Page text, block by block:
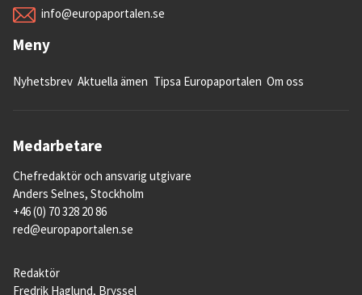
info@europaportalen.se
Meny
Nyhetsbrev Aktuella ämen Tipsa Europaportalen Om oss
Medarbetare
Chefredaktör och ansvarig utgivare
Anders Selnes, Stockholm
+46 (0) 70 328 20 86
red@europaportalen.se
Redaktör
Fredrik Haglund, Bryssel